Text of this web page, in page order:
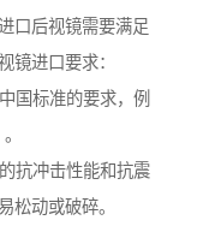
口后视镜需要满足
镜进口要求：
国标准的要求，例
抗冲击性能和抗震
松动或破碎。